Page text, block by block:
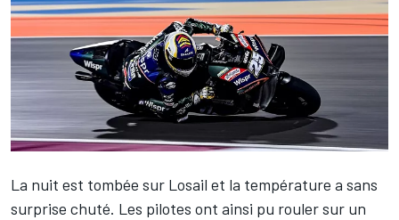
La nuit est tombée sur Losail et la température a sans
surprise chuté. Les pilotes ont ainsi pu rouler sur un